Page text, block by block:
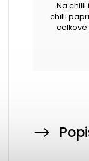
Na
chilli
celkové